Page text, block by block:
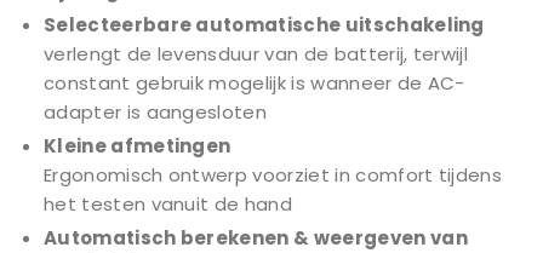
Selecteerbare automatische uitschakeling
verlengt de levensduur van de batterij, terwijl
constant gebruik mogelijk is wanneer de AC-
adapter is aangesloten
Kleine afmetingen
Ergonomisch ontwerp voorziet in comfort tijdens
het testen vanuit de hand
Automatisch berekenen & weergeven van